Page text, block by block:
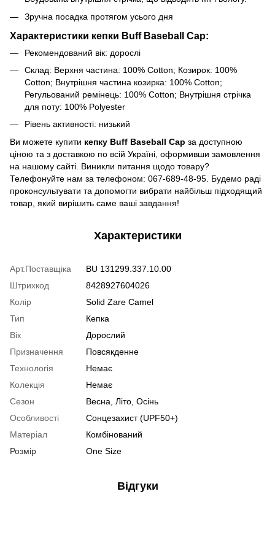
Зручна посадка протягом усього дня
Характеристики кепки Buff Baseball Cap:
Рекомендований вік: дорослі
Склад: Верхня частина: 100% Cotton; Козирок: 100%
Cotton; Внутрішня частина козирка: 100% Cotton;
Регульований ремінець: 100% Cotton; Внутрішня стрічка
для поту: 100% Polyester
Рівень активності: низький
Ви можете купити кепку Buff Baseball Cap за доступною
ціною та з доставкою по всій Україні, оформивши замовлення
на нашому сайті. Виникли питання щодо товару?
Телефонуйте нам за телефоном: 067-689-48-95. Будемо раді
проконсультувати та допомогти вибрати найбільш підходящий
товар, який вирішить саме ваші завдання!
Характеристики
Арт.Поставщіка
BU 131299.337.10.00
Штрихкод
8428927604026
Колір
Solid Zare Camel
Тип
Кепка
Вік
Дорослий
Призначення
Повсякденне
Технологія
Немає
Колекція
Немає
Сезон
Весна, Літо, Осінь
Особливості
Сонцезахист (UPF50+)
Матеріал
Комбінований
Розмір
One Size
Відгуки